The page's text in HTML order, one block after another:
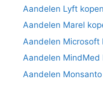
Aandelen Lyft kopen
Aandelen Marel
Aandelen Microsoft
Aandelen MindMed
Aandelen